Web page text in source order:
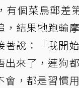
有個菜鳥郵差
，結果牠跑輸
著說：「我開
出來了，連狗
會，都是習慣